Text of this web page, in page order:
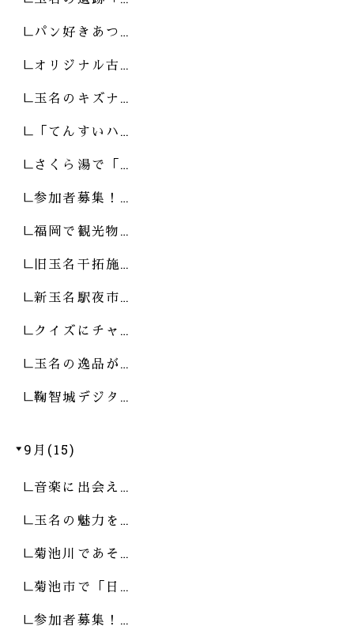
パン好きあつ…
オリジナル古…
玉名のキズナ…
「てんすいハ…
さくら湯で「…
参加者募集！…
福岡で観光物…
旧玉名干拓施…
新玉名駅夜市…
クイズにチャ…
玉名の逸品が…
鞠智城デジタ…
9月(15)
音楽に出会え…
玉名の魅力を…
菊池川であそ…
菊池市で「日…
参加者募集！…